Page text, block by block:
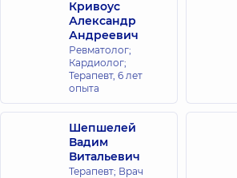
Кривоус
Александр
Андреевич
Ревматолог;
Кардиолог;
Терапевт, 6 лет
опыта
Шепшелей
Вадим
Витальевич
Терапевт; Врач